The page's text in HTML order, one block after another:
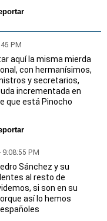
PM
aquí la misma mierda
con hermanísimos,
y secretarios,
incrementada en
que está Pinocho
PM
Sánchez y su
al resto de
si son en su
así lo hemos